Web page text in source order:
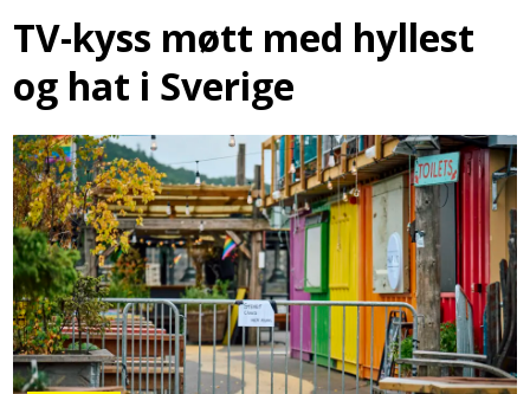
TV-kyss møtt med hyllest
og hat i Sverige